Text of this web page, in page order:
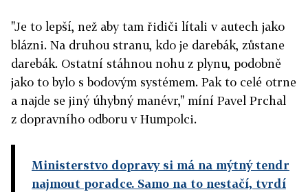
"Je to lepší, než aby tam řidiči lítali v autech jako
blázni. Na druhou stranu, kdo je darebák, zůstane
darebák. Ostatní stáhnou nohu z plynu, podobně
jako to bylo s bodovým systémem. Pak to celé otrne
a najde se jiný úhybný manévr," míní Pavel Prchal
z dopravního odboru v Humpolci.
Ministerstvo dopravy si má na mýtný tendr
najmout poradce. Samo na to nestačí, tvrdí